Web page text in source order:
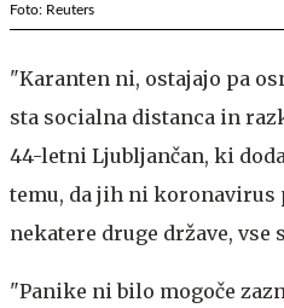
Foto: Reuters
"Karanten ni, ostajajo pa
sta socialna distanca in
44-letni Ljubljančan, ki
temu, da jih ni koronavirus
nekatere druge države, vse
"Panike ni bilo mogoče